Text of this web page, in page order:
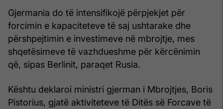
Gjermania do të intensifikojë përpjekjet për
forcimin e kapaciteteve të saj ushtarake dhe
përshpejtimin e investimeve në mbrojtje, mes
shqetësimeve të vazhdueshme për kërcënimin
që, sipas Berlinit, paraqet Rusia.
Kështu deklaroi ministri gjerman i Mbrojtjes, Boris
Pistorius, gjatë aktiviteteve të Ditës së Forcave të